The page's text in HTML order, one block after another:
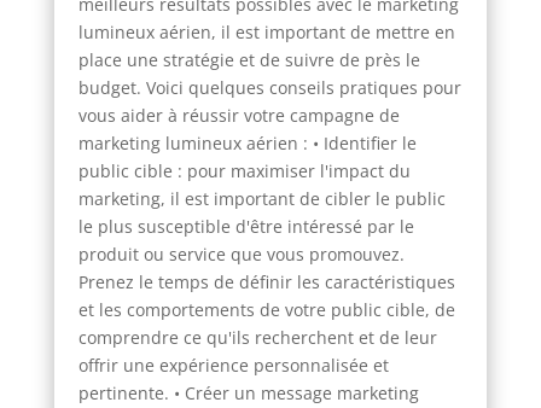
lumineux aérien, il est important de mettre en
place une stratégie et de suivre de près le
budget. Voici quelques conseils pratiques pour
vous aider à réussir votre campagne de
marketing lumineux aérien : • Identifier le
public cible : pour maximiser l'impact du
marketing, il est important de cibler le public
le plus susceptible d'être intéressé par le
produit ou service que vous promouvez.
Prenez le temps de définir les caractéristiques
et les comportements de votre public cible, de
comprendre ce qu'ils recherchent et de leur
offrir une expérience personnalisée et
pertinente. • Créer un message marketing